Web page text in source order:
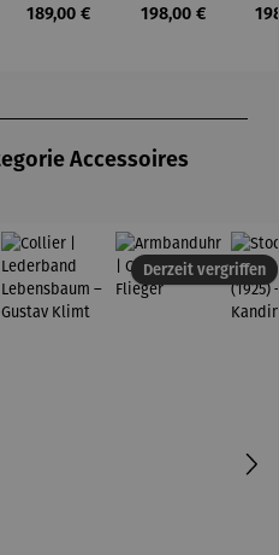
band –
Regulärer Preis:
189,00 €
Mondrian
Regulärer Preis:
198,00 €
–
Accessoires
Derzeit vergriffen